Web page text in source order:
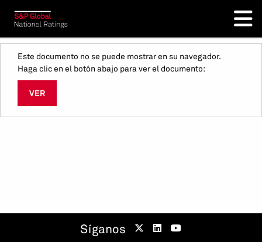
Este documento no se puede mostrar en su navegador.
Haga clic en el botón abajo para ver el documento:
VER
Síganos